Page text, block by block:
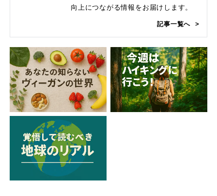
向上につながる情報をお届けします。
記事一覧へ